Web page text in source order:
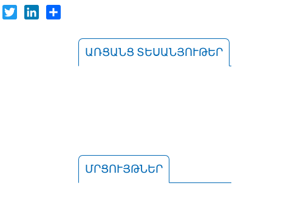
Facebook
Twitter LinkedIn
ԱՌՑԱՆՑ ՏԵՍԱՆՅՈՒԹԵՐ
ՄՐՑՈՒՅԹՆԵՐ